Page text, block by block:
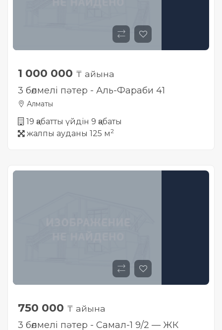
1 000 000 ₸ айына
3 бөлмелі пәтер - Аль-Фараби 41
Алматы
19 қабатты үйдін 9 қабаты
жалпы ауданы 125 м2
750 000 ₸ айына
3 бөлмелі пәтер - Самал-1 9/2 — ЖК